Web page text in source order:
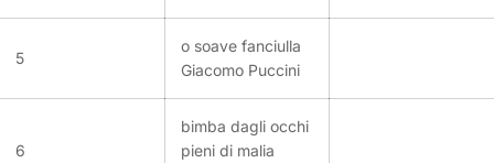
5
o soave fanciulla
Giacomo Puccini
6
bimba dagli occhi
pieni di malia